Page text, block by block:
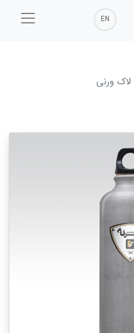
EN
لاک ورنی